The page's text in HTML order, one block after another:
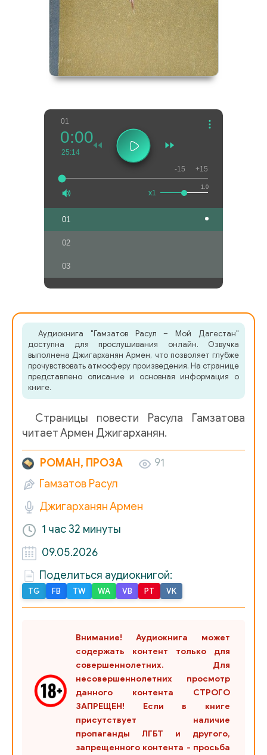
01
0:00
25:14
1.0
x1
-15 +15
01
02
03
Аудиокнига "Гамзатов Расул – Мой Дагестан"
доступна для прослушивания онлайн. Озвучка
выполнена Джигарханян Армен, что позволяет глубже
прочувствовать атмосферу произведения. На странице
представлено описание и основная информация о
книге.
Страницы повести Расула Гамзатова
читает Армен Джигарханян.
РОМАН, ПРОЗА
91
Гамзатов Расул
Джигарханян Армен
1 час32 минуты
09.05.2026
Поделиться аудиокнигой:
TG FB TW WA VB PT VK
Внимание! Аудиокнига может
содержать контент только для
совершеннолетних. Для
несовершеннолетних просмотр
данного контента СТРОГО
ЗАПРЕЩЕН! Если в книге
присутствует наличие
пропаганды ЛГБТ и другого,
запрещенного контента - просьба